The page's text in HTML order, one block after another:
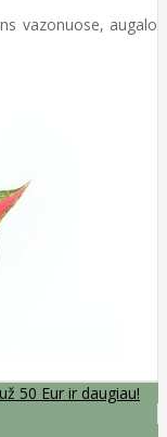
vazonuose, augalo
50 Eur ir daugiau!